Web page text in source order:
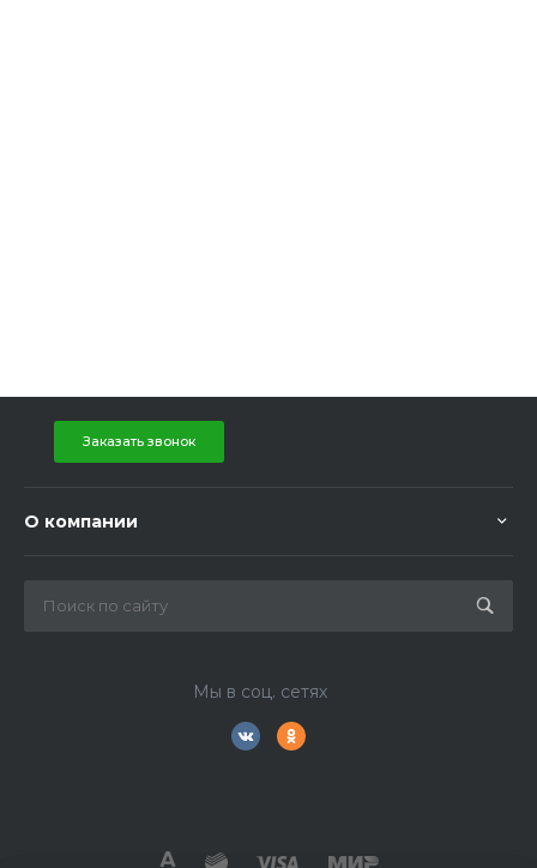
Заказать звонок
О компании
Мы в соц. сетях